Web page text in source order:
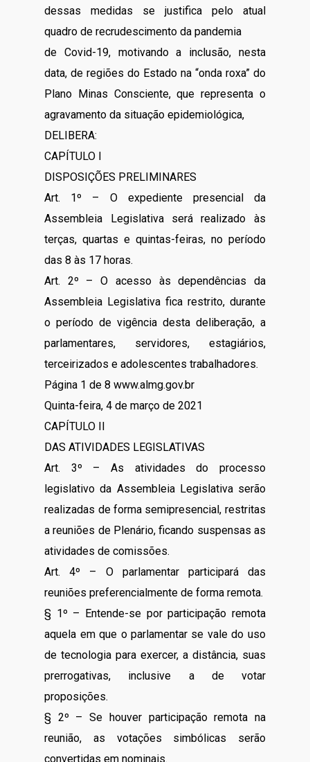
dessas medidas se justifica pelo atual
quadro de recrudescimento da pandemia
de Covid-19, motivando a inclusão, nesta
data, de regiões do Estado na “onda roxa” do
Plano Minas Consciente, que representa o
agravamento da situação epidemiológica,
DELIBERA:
CAPÍTULO I
DISPOSIÇÕES PRELIMINARES
Art. 1º – O expediente presencial da
Assembleia Legislativa será realizado às
terças, quartas e quintas-feiras, no período
das 8 às 17 horas.
Art. 2º – O acesso às dependências da
Assembleia Legislativa fica restrito, durante
o período de vigência desta deliberação, a
parlamentares, servidores, estagiários,
terceirizados e adolescentes trabalhadores.
Página 1 de 8 www.almg.gov.br
Quinta-feira, 4 de março de 2021
CAPÍTULO II
DAS ATIVIDADES LEGISLATIVAS
Art. 3º – As atividades do processo
legislativo da Assembleia Legislativa serão
realizadas de forma semipresencial, restritas
a reuniões de Plenário, ficando suspensas as
atividades de comissões.
Art. 4º – O parlamentar participará das
reuniões preferencialmente de forma remota.
§ 1º – Entende-se por participação remota
aquela em que o parlamentar se vale do uso
de tecnologia para exercer, a distância, suas
prerrogativas, inclusive a de votar
proposições.
§ 2º – Se houver participação remota na
reunião, as votações simbólicas serão
convertidas em nominais.